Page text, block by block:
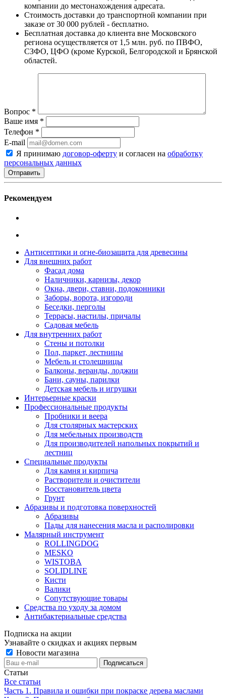
компании до местонахождения адресата.
Стоимость доставки до транспортной компании при
заказе от 30 000 рублей - бесплатно.
Бесплатная доставка до клиента вне Московского
региона осуществляется от 1,5 млн. руб. по ПВФО,
СЗФО, ЦФО (кроме Курской, Белгородской и Брянской
областей.
Вопрос *
Ваше имя *
Телефон *
E-mail
Я принимаю договор-оферту и согласен на обработку
персональных данных
Рекомендуем
Антисептики и огне-биозащита для древесины
Для внешних работ
Фасад дома
Наличники, карнизы, декор
Окна, двери, ставни, подоконники
Заборы, ворота, изгороди
Беседки, перголы
Террасы, настилы, причалы
Садовая мебель
Для внутренних работ
Стены и потолки
Пол, паркет, лестницы
Мебель и столешницы
Балконы, веранды, лоджии
Бани, сауны, парилки
Детская мебель и игрушки
Интерьерные краски
Профессиональные продукты
Пробники и веера
Для столярных мастерских
Для мебельных производств
Для производителей напольных покрытий и
лестниц
Специальные продукты
Для камня и кирпича
Растворители и очистители
Восстановитель цвета
Грунт
Абразивы и подготовка поверхностей
Абразивы
Пады для нанесения масла и располировки
Малярный инструмент
ROLLINGDOG
MESKO
WISTOBA
SOLIDLINE
Кисти
Валики
Сопутствующие товары
Средства по уходу за домом
Антибактериальные средства
Подписка на акции
Узнавайте о скидках и акциях первым
Новости магазина
Статьи
Все статьи
Часть 1. Правила и ошибки при покраске дерева маслами